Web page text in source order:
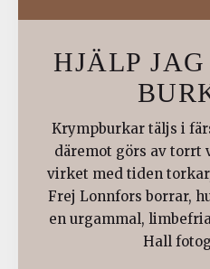
HJÄLP
Krympburkar täljs i
däremot görs av torrt
virket med tiden
Frej Lonnfors borrar,
en urgammal,
Hall